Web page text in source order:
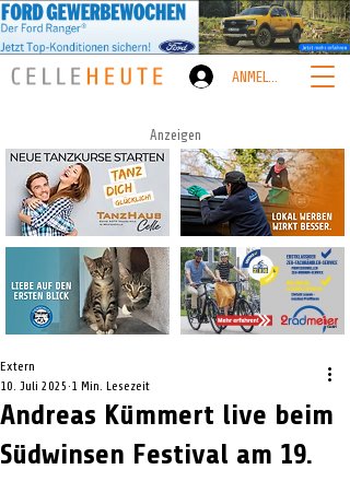
ANMELDEN
Anzeigen
Andreas Kümmert live beim
Südwinsen Festival am 19.
Extern
10. Juli 2025 1 Min. Lesezeit